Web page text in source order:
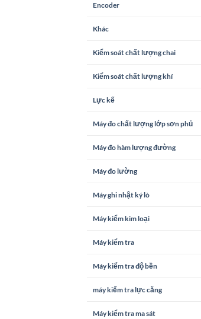
Encoder
Khác
Kiểm soát chất lượng chai
Kiểm soát chất lượng khí
Lực kế
Máy đo chất lượng lớp sơn phủ
Máy đo hàm lượng đường
Máy đo lường
Máy ghi nhật ký lò
Máy kiểm kim loại
Máy kiểm tra
Máy kiểm tra độ bền
máy kiểm tra lực căng
Máy kiểm tra ma sát